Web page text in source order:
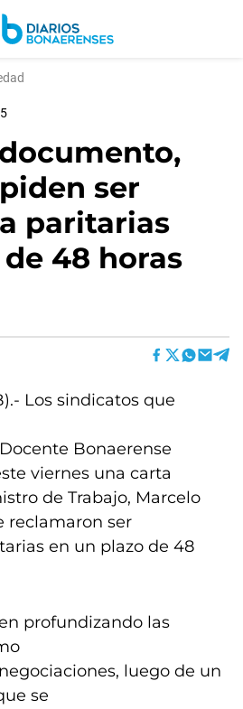
ser
paritarias
48 horas
Los sindicatos que
Bonaerense
viernes una carta
de Trabajo, Marcelo
reclamaron ser
en un plazo de 48
profundizando las
luego de un
se